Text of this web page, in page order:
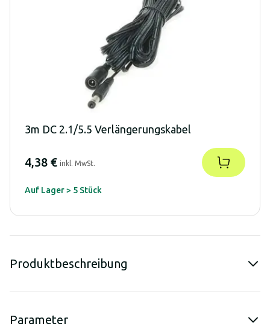
3m DC 2.1/5.5 Verlängerungskabel
4,38 € inkl. MwSt.
Auf Lager > 5 Stück
Produktbeschreibung
Parameter